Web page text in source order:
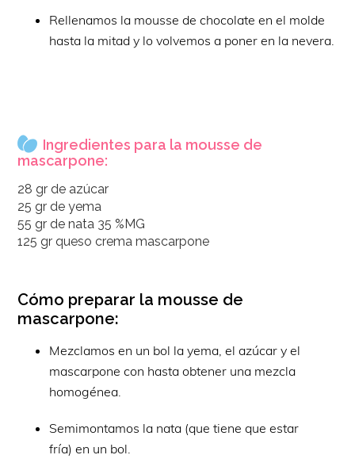
Rellenamos la mousse de chocolate en el molde
hasta la mitad y lo volvemos a poner en la nevera.
Ingredientes para la mousse de
mascarpone:
28 gr de azúcar
25 gr de yema
55 gr de nata 35 %MG
125 gr queso crema mascarpone
Cómo preparar la mousse de
mascarpone:
Mezclamos en un bol la yema, el azúcar y el
mascarpone con hasta obtener una mezcla
homogénea.
Semimontamos la nata (que tiene que estar
fría) en un bol.